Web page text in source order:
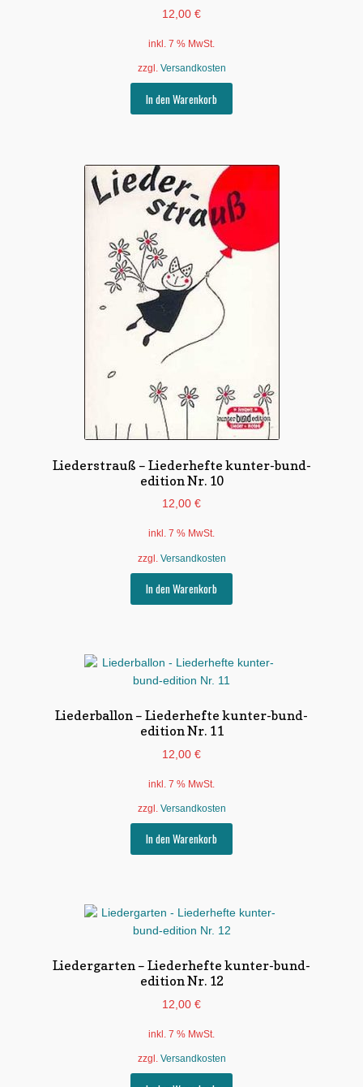
12,00 €
inkl. 7 % MwSt.
zzgl. Versandkosten
In den Warenkorb
Liederstrauß – Liederhefte kunter-bund-
edition Nr. 10
12,00 €
inkl. 7 % MwSt.
zzgl. Versandkosten
In den Warenkorb
Liederballon – Liederhefte kunter-bund-
edition Nr. 11
12,00 €
inkl. 7 % MwSt.
zzgl. Versandkosten
In den Warenkorb
Liedergarten – Liederhefte kunter-bund-
edition Nr. 12
12,00 €
inkl. 7 % MwSt.
zzgl. Versandkosten